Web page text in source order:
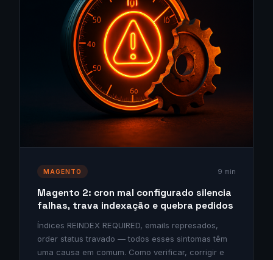
MAGENTO 9 min
Magento 2: cron mal configurado silencia
falhas, trava indexação e quebra pedidos
Índices REINDEX REQUIRED, emails represados,
order status travado — todos esses sintomas têm
uma causa em comum. Como verificar, corrigir e